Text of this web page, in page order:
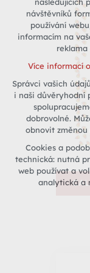
udržení
případná
Volitelná cookies
Více informací
následujících
návštěvníků
používání
informacím na
Více informací
Správci vašich
i naši důvěryhodní
dobrovolné.
obnovit změnou
Cookies a
technická: nutná
web používat a
analytická a